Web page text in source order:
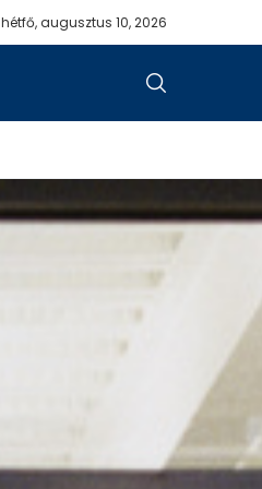
hétfő, augusztus 10, 2026